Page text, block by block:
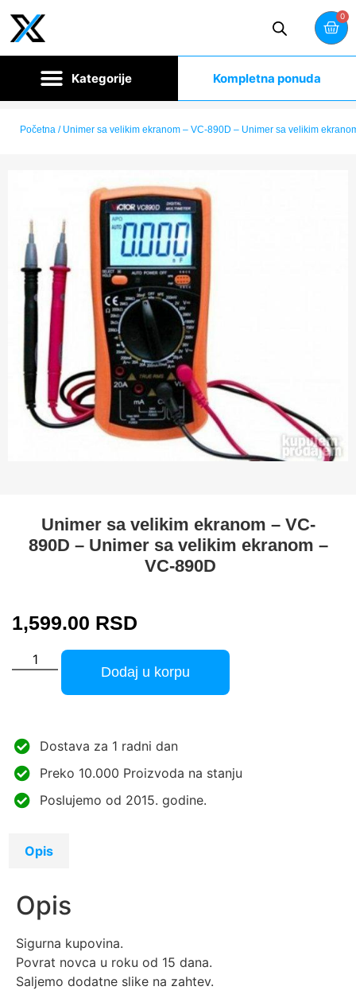
0
Kompletna ponuda
Početna / Unimer sa velikim ekranom – VC-890D – Unimer sa velikim
Unimer sa velikim ekranom – VC-
890D – Unimer sa velikim ekranom –
VC-890D
1,599.00 RSD
Dodaj u korpu
Dostava za 1 radni dan
Preko 10.000 Proizvoda na stanju
Poslujemo od 2015. godine.
Opis
Opis
Sigurna kupovina.
Povrat novca u roku od 15 dana.
Saljemo dodatne slike na zahtev.